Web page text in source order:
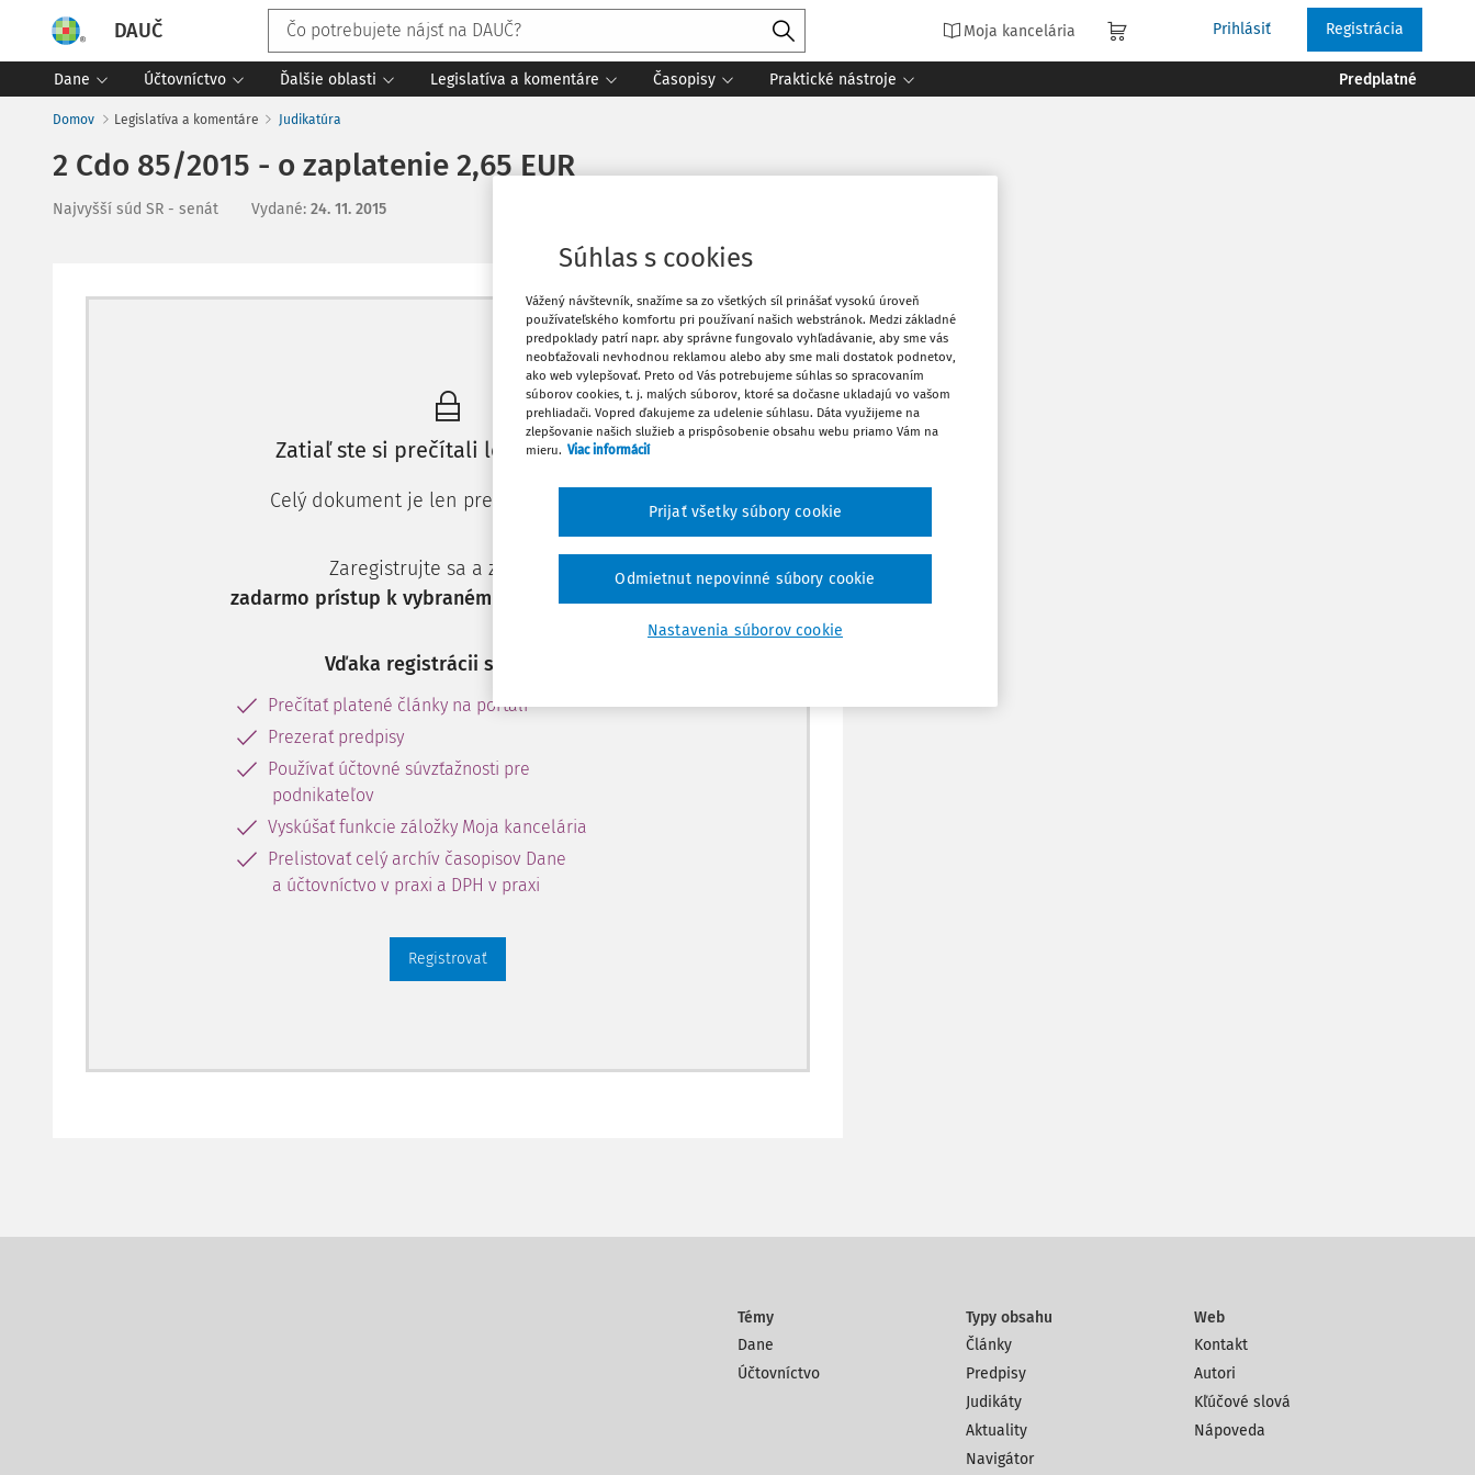
DAUČ Moja kancelária Prihlásiť Registrácia
Dane Účtovníctvo Ďalšie oblasti Legislatíva a komentáre Časopisy Praktické nástroje Predplatné
Domov Legislatíva a komentáre Judikatúra
2 Cdo 85/2015 - o zaplatenie 2,65 EUR
Najvyšší súd SR - senát Vydané: 24. 11. 2015
Máte predplatné? Prihláste sa
Zatiaľ ste si prečítali len začiatok...
Celý dokument je len pre predplatiteľov.
Zaregistrujte sa a získajte
zadarmo prístup k vybranému obsahu na 10 dní.
Vďaka registrácii si môžete
Prečítať platené články na portáli
Prezerať predpisy
Používať účtovné súvzťažnosti pre
podnikateľov
Vyskúšať funkcie záložky Moja kancelária
Prelistovať celý archív časopisov Dane
a účtovníctvo v praxi a DPH v praxi
Registrovať
Obľúbené
Stiahnuť
Vytlačiť
Témy
Dane
Účtovníctvo
Typy obsahu
Články
Predpisy
Judikáty
Aktuality
Navigátor
Web
Kontakt
Autori
Kľúčové slová
Nápoveda
Súhlas s cookies
Vážený návštevník, snažíme sa zo všetkých síl prinášať vysokú úroveň
používateľského komfortu pri používaní našich webstránok. Medzi základné
predpoklady patrí napr. aby správne fungovalo vyhľadávanie, aby sme vás
neobťažovali nevhodnou reklamou alebo aby sme mali dostatok podnetov,
ako web vylepšovať. Preto od Vás potrebujeme súhlas so spracovaním
súborov cookies, t. j. malých súborov, ktoré sa dočasne ukladajú vo vašom
prehliadači. Vopred ďakujeme za udelenie súhlasu. Dáta využijeme na
zlepšovanie našich služieb a prispôsobenie obsahu webu priamo Vám na
mieru. Viac informácií
Nastavenia súborov cookie
Odmietnut nepovinné súbory cookie
Prijať všetky súbory cookie